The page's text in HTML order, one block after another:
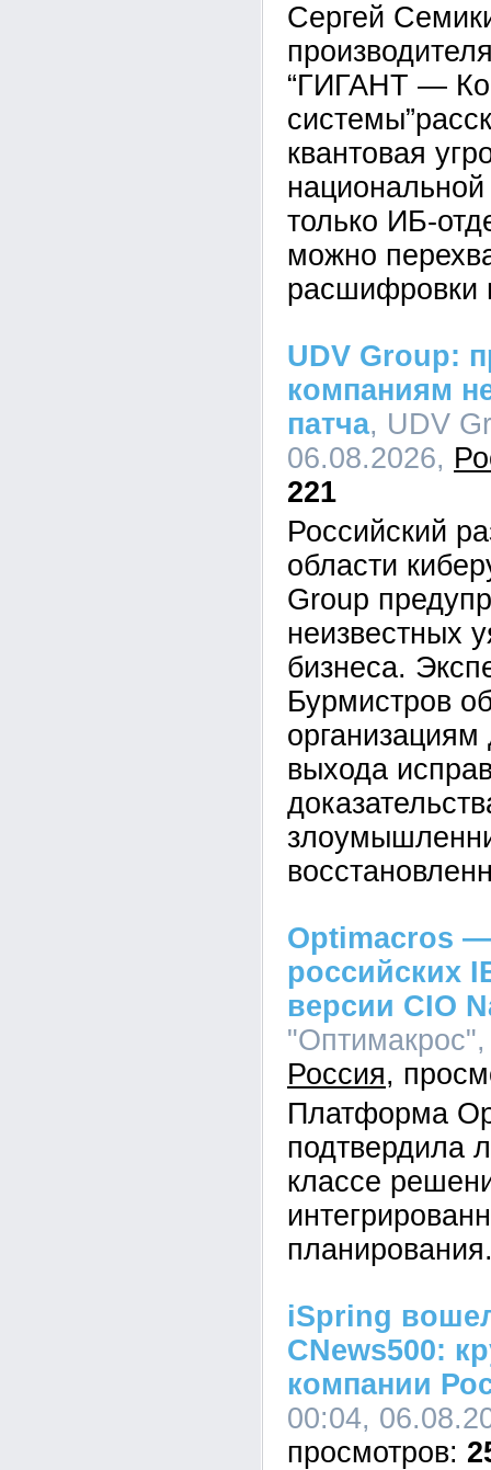
Сергей
“ГИГАНТ —
квантовая
только ИБ-
можно
расшифровки
UDV Group:
компаниям
патча, UDV
06.08.2026,
221
Российский
области
Group
неизвестных
бизнеса.
Бурмистров
организациям
выхода
Optimacros —
российских
версии CIO
Россия
Платформа
подтвердила
классе
iSpring
CNews500:
компании
00:04,